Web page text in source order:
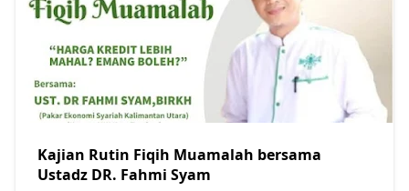
Kajian Rutin Fiqih Muamalah bersama
Ustadz DR. Fahmi Syam